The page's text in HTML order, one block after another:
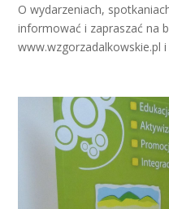
O wydarzeniach,
informować i zapraszać na
www.wzgorzadalkowskie.pl